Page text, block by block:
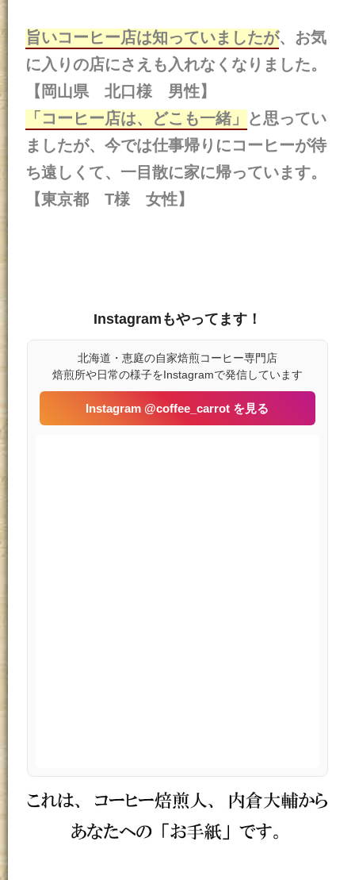
旨いコーヒー店は知っていましたが、お気
に入りの店にさえも入れなくなりました。
【岡山県 北口様 男性】
「コーヒー店は、どこも一緒」
と思ってい
ましたが、今では仕事帰りにコーヒーが待
ち遠しくて、一目散に家に帰っています。
【東京都 T様 女性】
Instagramもやってます！
北海道・恵庭の自家焙煎コーヒー専門店
焙煎所や日常の様子をInstagramで発信しています
Instagram @coffee_carrot を見る